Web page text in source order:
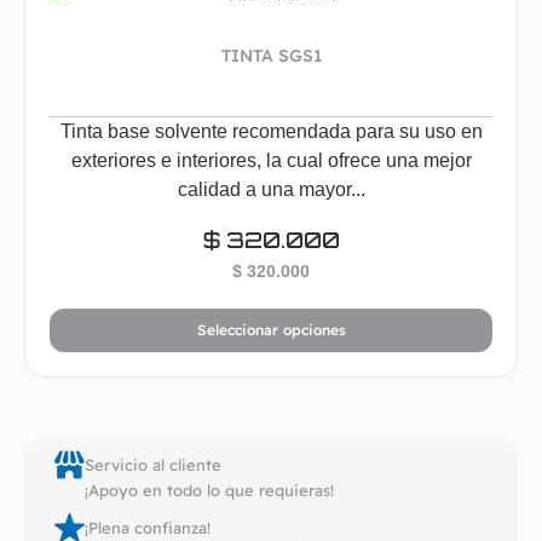
TINTA SGS1
Tinta base solvente recomendada para su uso en
exteriores e interiores, la cual ofrece una mejor
calidad a una mayor...
$320.000
$ 320.000
Seleccionar opciones
Servicio al cliente
¡Apoyo en todo lo que requieras!
¡Plena confianza!